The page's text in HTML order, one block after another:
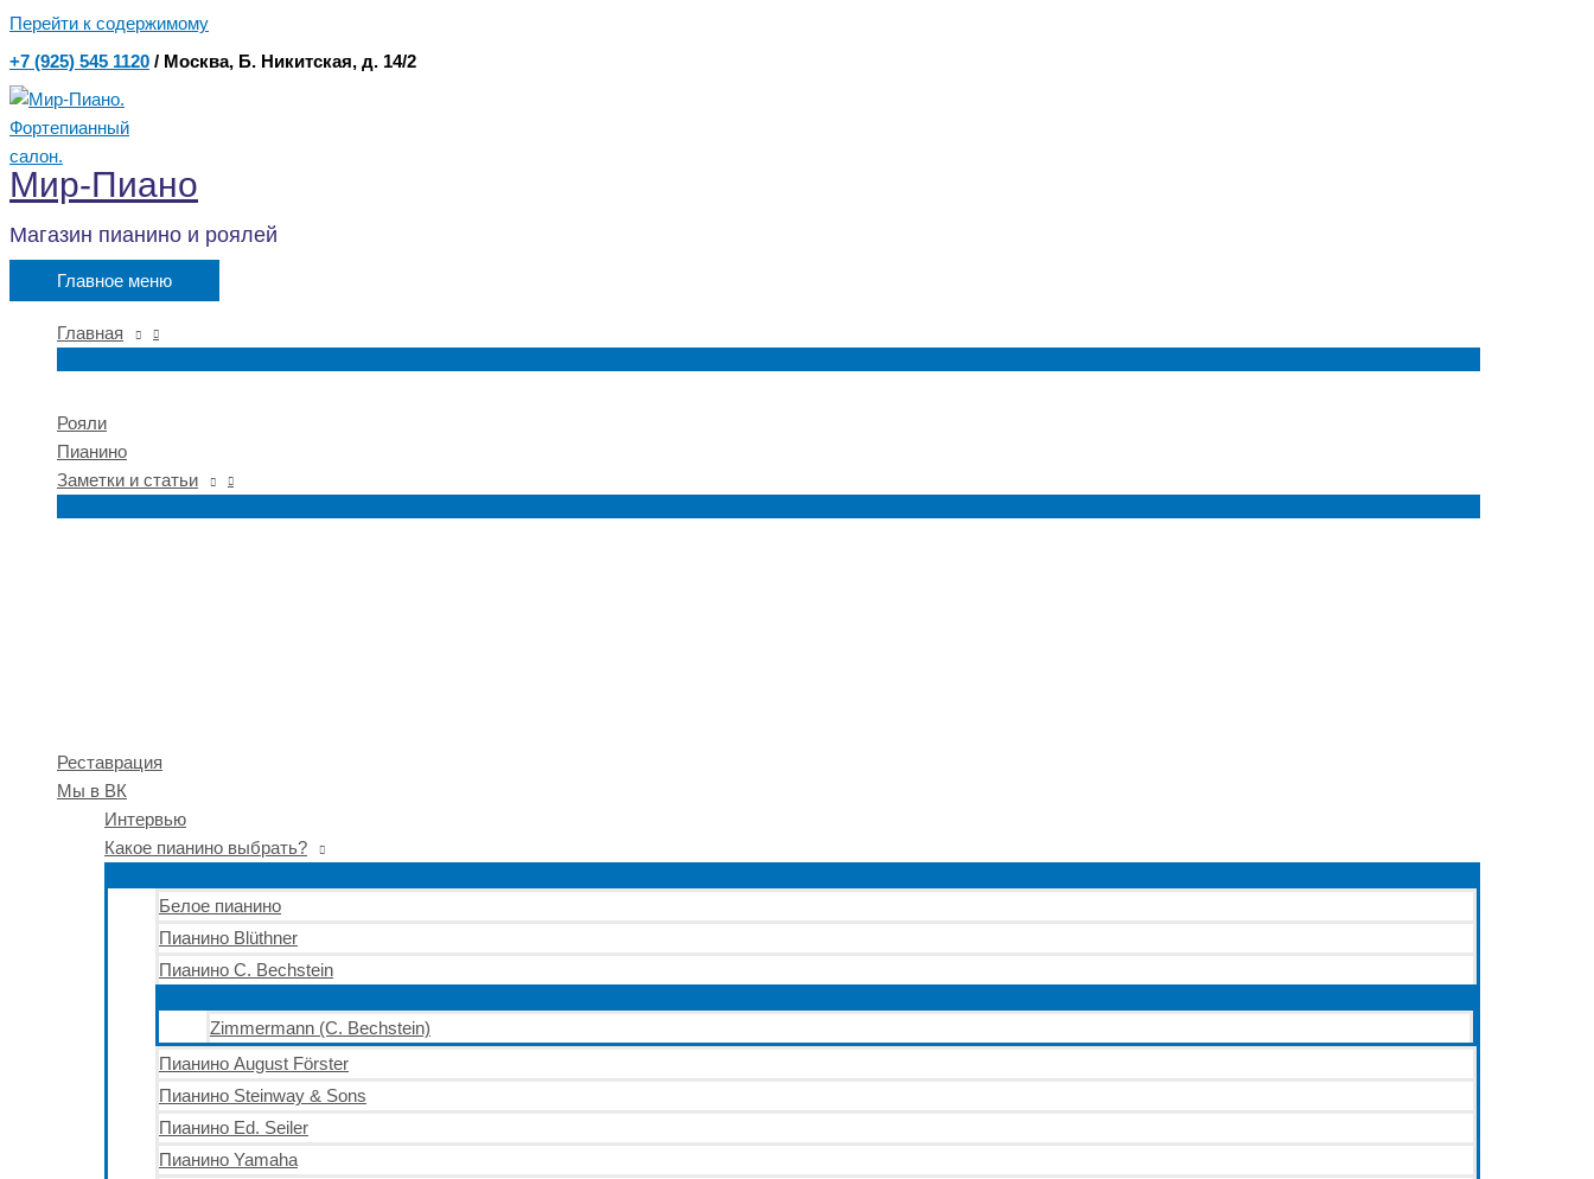
Перейти к содержимому
+7 (925) 545 1120 / Москва, Б. Никитская, д. 14/2
Мир-Пиано
Магазин пианино и роялей
Главное меню
Главная
Рояли
Пианино
Заметки и статьи
Реставрация
Мы в ВК
Интервью
Какое пианино выбрать?
Белое пианино
Пианино Blüthner
Пианино C. Bechstein
Zimmermann (C. Bechstein)
Пианино August Förster
Пианино Steinway & Sons
Пианино Ed. Seiler
Пианино Yamaha